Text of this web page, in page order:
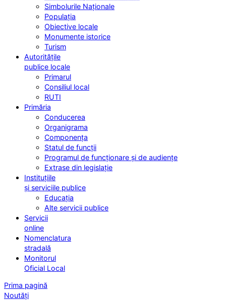
Simbolurile Naționale
Populația
Obiective locale
Monumente istorice
Turism
Autoritățile
publice locale
Primarul
Consiliul local
RUTI
Primăria
Conducerea
Organigrama
Componența
Statul de funcții
Programul de funcționare și de audiențe
Extrase din legislație
Instituțiile
și serviciile publice
Educația
Alte servicii publice
Servicii
online
Nomenclatura
stradală
Monitorul
Oficial Local
Prima pagină
Noutăți